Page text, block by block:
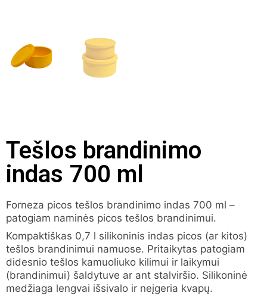
Tešlos brandinimo
indas 700 ml
Forneza picos tešlos brandinimo indas 700 ml –
patogiam naminės picos tešlos brandinimui.
Kompaktiškas 0,7 l silikoninis indas picos (ar kitos)
tešlos brandinimui namuose. Pritaikytas patogiam
didesnio tešlos kamuoliuko kilimui ir laikymui
(brandinimui) šaldytuve ar ant stalviršio. Silikoninė
medžiaga lengvai išsivalo ir neįgeria kvapų.